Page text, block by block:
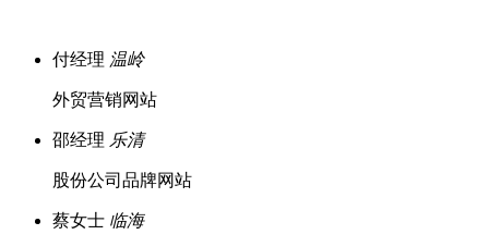
付经理 温岭
外贸营销网站
邵经理 乐清
股份公司品牌网站
蔡女士 临海